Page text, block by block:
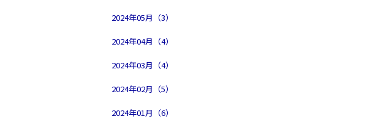
2024年05月（3）
2024年04月（4）
2024年03月（4）
2024年02月（5）
2024年01月（6）